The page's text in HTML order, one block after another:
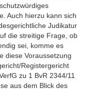
Auch hierzu kann sich
Judikatur
die streitige Frage, ob
sei, komme es
diese Voraussetzung
Registergericht
zu 1 BvR 2344/11
aus dem Blick des